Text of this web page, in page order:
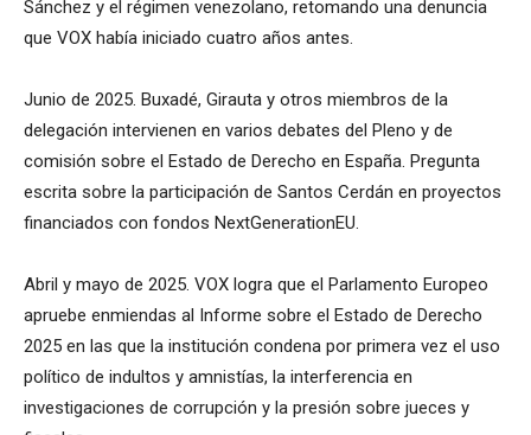
Sánchez y el régimen venezolano, retomando una denuncia
que VOX había iniciado cuatro años antes.
Junio de 2025. Buxadé, Girauta y otros miembros de la
delegación intervienen en varios debates del Pleno y de
comisión sobre el Estado de Derecho en España. Pregunta
escrita sobre la participación de Santos Cerdán en proyectos
financiados con fondos NextGenerationEU.
Abril y mayo de 2025. VOX logra que el Parlamento Europeo
apruebe enmiendas al Informe sobre el Estado de Derecho
2025 en las que la institución condena por primera vez el uso
político de indultos y amnistías, la interferencia en
investigaciones de corrupción y la presión sobre jueces y